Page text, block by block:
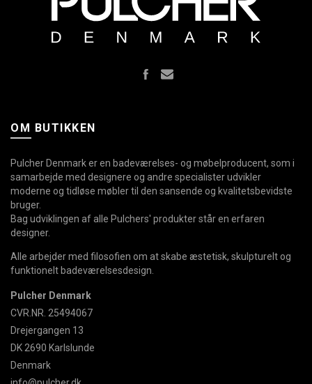
OM BUTIKKEN
Pulcher Denmark er en badeværelses- og møbelproducent, som i
samarbejde med designere og andre specialister udvikler
moderne og tidløse møbler til den sansende og kvalitetsbevidste
bruger.
Bag udviklingen af alle Pulchers' produkter står en erfaren
designer.
Alle arbejder med filosofien om at skabe æstetisk, skulpturelt og
funktionelt badeværelsesdesign.
Pulcher Denmark
CVR.NR. 25494067
Drejergangen 13
DK 2690 Karlslunde
Denmark